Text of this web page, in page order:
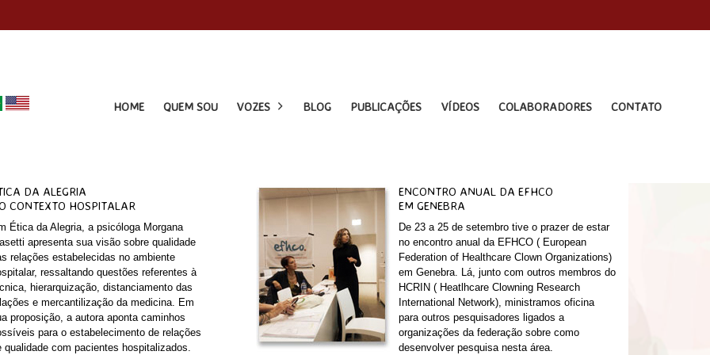
HOME QUEM SOU VOZES BLOG PUBLICAÇÕES VÍDEOS COLABORADORES CONTATO
ENCONTRO ANUAL DA EFHCO
EM GENEBRA
De 23 a 25 de setembro tive o prazer de estar
no encontro anual da EFHCO ( European
Federation of Healthcare Clown Organizations)
em Genebra. Lá, junto com outros membros do
HCRIN ( Heatlhcare Clowning Research
International Network), ministramos oficina
para outros pesquisadores ligados a
organizações da federação sobre como
desenvolver pesquisa nesta área.
DA ALEGRIA
CONTEXTO HOSPITALAR
Ética da Alegria, a psicóloga Morgana
apresenta sua visão sobre qualidade
relações estabelecidas no ambiente
ressaltando questões referentes à
hierarquização, distanciamento das
e mercantilização da medicina. Em
proposição, a autora aponta caminhos
para o estabelecimento de relações
qualidade com pacientes hospitalizados.